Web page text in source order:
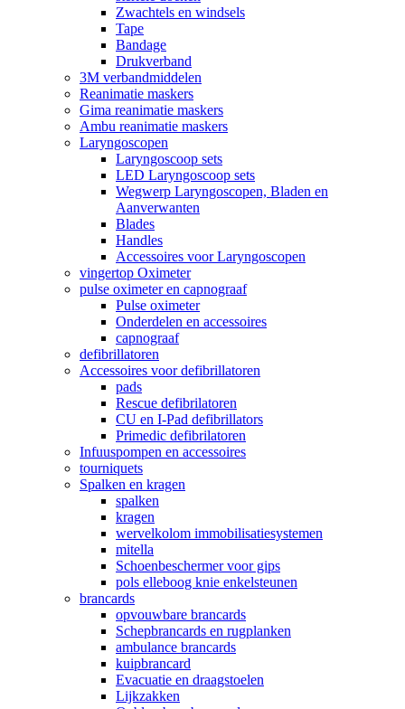
Zwachtels en windsels
Tape
Bandage
Drukverband
3M verbandmiddelen
Reanimatie maskers
Gima reanimatie maskers
Ambu reanimatie maskers
Laryngoscopen
Laryngoscoop sets
LED Laryngoscoop sets
Wegwerp Laryngoscopen, Bladen en
Aanverwanten
Blades
Handles
Accessoires voor Laryngoscopen
vingertop Oximeter
pulse oximeter en capnograaf
Pulse oximeter
Onderdelen en accessoires
capnograaf
defibrillatoren
Accessoires voor defibrillatoren
pads
Rescue defibrilatoren
CU en I-Pad defibrillators
Primedic defibrilatoren
Infuuspompen en accessoires
tourniquets
Spalken en kragen
spalken
kragen
wervelkolom immobilisatiesystemen
mitella
Schoenbeschermer voor gips
pols elleboog knie enkelsteunen
brancards
opvouwbare brancards
Schepbrancards en rugplanken
ambulance brancards
kuipbrancard
Evacuatie en draagstoelen
Lijkzakken